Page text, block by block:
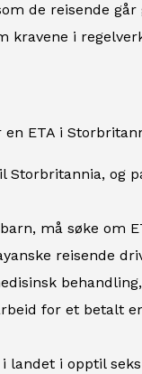
de reisende
kravene i
ETA i
og
må søke om
reisende
for et betalt
landet i opptil